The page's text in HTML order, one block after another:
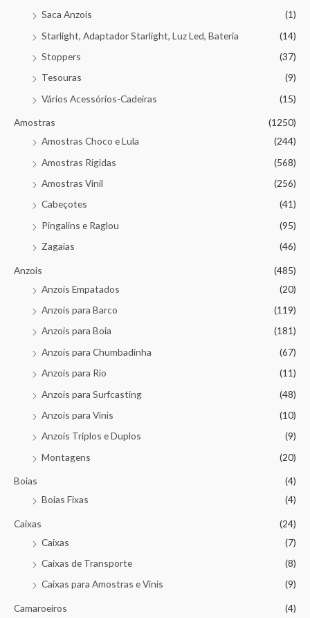
Saca Anzois
(1)
Starlight, Adaptador Starlight, Luz Led, Bateria
(14)
Stoppers
(37)
Tesouras
(9)
Vários Acessórios-Cadeiras
(15)
Amostras
(1250)
Amostras Choco e Lula
(244)
Amostras Rigidas
(568)
Amostras Vinil
(256)
Cabeçotes
(41)
Pingalins e Raglou
(95)
Zagaias
(46)
Anzois
(485)
Anzois Empatados
(20)
Anzois para Barco
(119)
Anzois para Boia
(181)
Anzois para Chumbadinha
(67)
Anzois para Rio
(11)
Anzois para Surfcasting
(48)
Anzois para Vinis
(10)
Anzois Triplos e Duplos
(9)
Montagens
(20)
Boias
(4)
Boias Fixas
(4)
Caixas
(24)
Caixas
(7)
Caixas de Transporte
(8)
Caixas para Amostras e Vinis
(9)
Camaroeiros (4)